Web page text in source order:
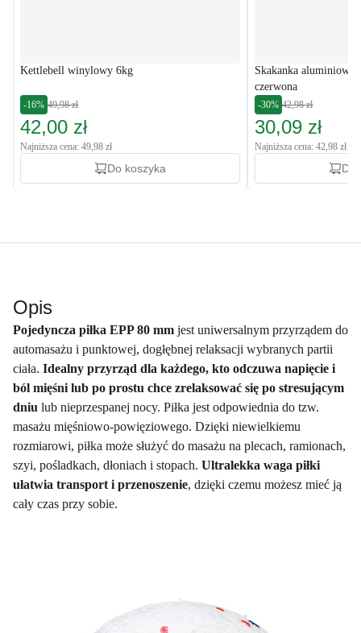
Kettlebell winylowy 6kg
-16% 49,98 zł
42,00 zł
Najniższa cena: 49,98 zł
Do koszyka
Skakanka aluminiowa
czerwona
-30% 42,98 zł
30,09 zł
Najniższa cena: 42,98 zł
Do
Opis
Pojedyncza piłka EPP 80 mm jest uniwersalnym przyrządem do
automasażu i punktowej, dogłębnej relaksacji wybranych partii
ciała. Idealny przyrząd dla każdego, kto odczuwa napięcie i
ból mięśni lub po prostu chce zrelaksować się po stresującym
dniu lub nieprzespanej nocy. Piłka jest odpowiednia do tzw.
masażu mięśniowo-powięziowego. Dzięki niewielkiemu
rozmiarowi, piłka może służyć do masażu na plecach, ramionach,
szyi, pośladkach, dłoniach i stopach. Ultralekka waga piłki
ułatwia transport i przenoszenie, dzięki czemu możesz mieć ją
cały czas przy sobie.